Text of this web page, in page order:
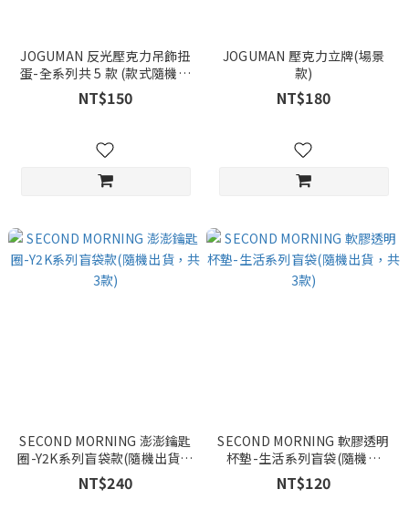
JOGUMAN 反光壓克力吊飾扭
蛋-全系列共 5 款 (款式隨機，
不可挑選)
NT$150
JOGUMAN 壓克力立牌(場景
款)
NT$180
SECOND MORNING 澎澎鑰匙
圈-Y2K系列盲袋款(隨機出貨，
共3款)
NT$240
SECOND MORNING 軟膠透明
杯墊-生活系列盲袋(隨機出
貨，共3款)
NT$120